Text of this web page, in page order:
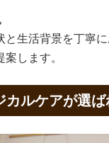
と生活背景を丁寧
します。
カルケアが選ば